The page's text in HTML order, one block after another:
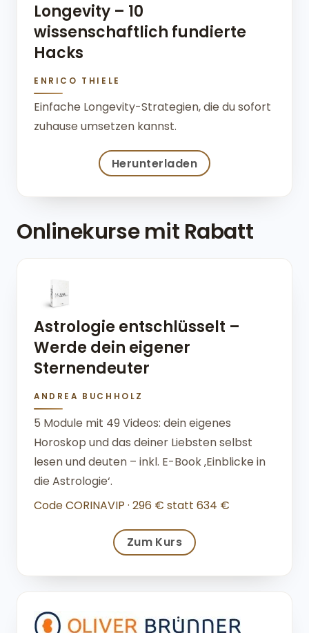
Longevity – 10
wissenschaftlich fundierte
Hacks
ENRICO THIELE
Einfache Longevity-Strategien, die du sofort
zuhause umsetzen kannst.
Herunterladen
Onlinekurse mit Rabatt
Astrologie entschlüsselt –
Werde dein eigener
Sternendeuter
ANDREA BUCHHOLZ
5 Module mit 49 Videos: dein eigenes
Horoskop und das deiner Liebsten selbst
lesen und deuten – inkl. E-Book ‚Einblicke in
die Astrologie‘.
Code CORINAVIP · 296 € statt 634 €
Zum Kurs